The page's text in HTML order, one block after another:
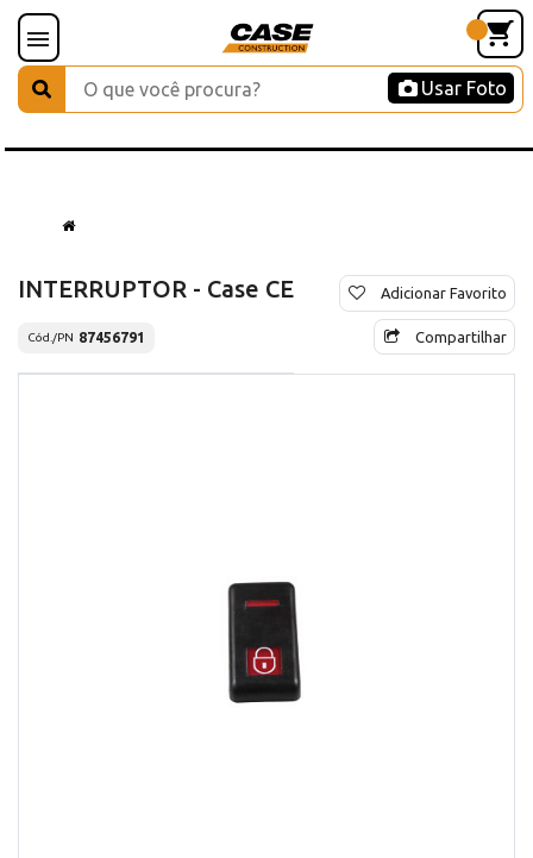
Usar Foto
INTERRUPTOR - Case CE
Cód./PN 87456791
Adicionar Favorito
Compartilhar